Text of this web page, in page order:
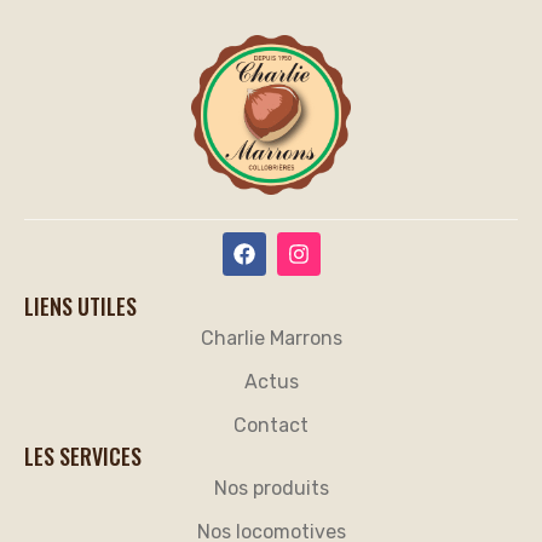
LIENS UTILES
Charlie Marrons
Actus
Contact
LES SERVICES
Nos produits
Nos locomotives